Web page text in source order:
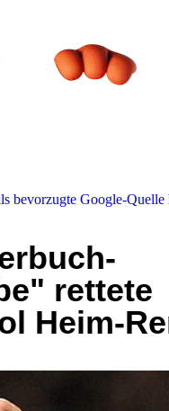
bevorzugte Google-Quelle
rettete
Heim-